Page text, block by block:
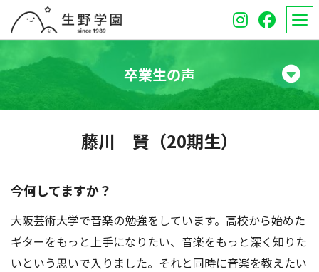
学校紹介
中学校
オープンスクール
保護者のみなさんへ
卒業生の声
藤川 賢（20期生）
今何してますか？
大阪芸術大学で音楽の勉強をしています。高校から始めた
ギターをもっと上手になりたい、音楽をもっと深く知りた
いという思いで入りました。それと同時に音楽を教えたい